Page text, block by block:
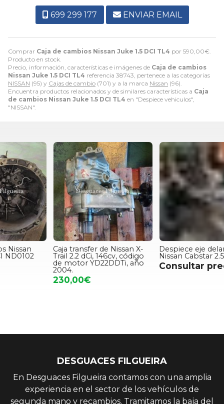
Comprar Caja de cambios Nissan Juke 1.5 DCI TL4 por 590,00€
Producto en stock.
Precio, información, características e imágenes de Caja de cambios
Nissan Juke 1.5 DCI TL4 referencia 38743, pertenece a las categorías
NISSAN (95) y Cajas de cambio (701) y a la marca Nissan (96).
Encuentra productos relacionados y de similares características a Caja
de cambios Nissan Juke 1.5 DCI TL4 en "Despiece vehiculos",
"NISSAN".
699 299 177 ENVIAR EMAIL
Caja transfer de Nissan X-
Trail 2.2 dCi, 146cv, código
de motor YD22DDTi, año
Despiece eje delantero
Nissan Cabstar 2.5D YD25
Consultar precio
DESGUACES FILGUEIRA
En Desguaces Filgueira contamos con una amplia
experiencia en el sector de los vehículos de
segunda mano y recambios. Tramitamos la baja del